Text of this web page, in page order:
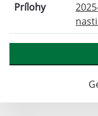
Prílohy